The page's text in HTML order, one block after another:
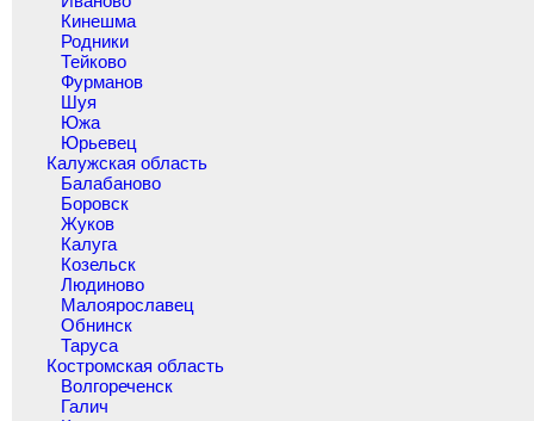
Кинешма
Родники
Тейково
Фурманов
Шуя
Южа
Юрьевец
Калужская область
Балабаново
Боровск
Жуков
Калуга
Козельск
Людиново
Малоярославец
Обнинск
Таруса
Костромская область
Волгореченск
Галич